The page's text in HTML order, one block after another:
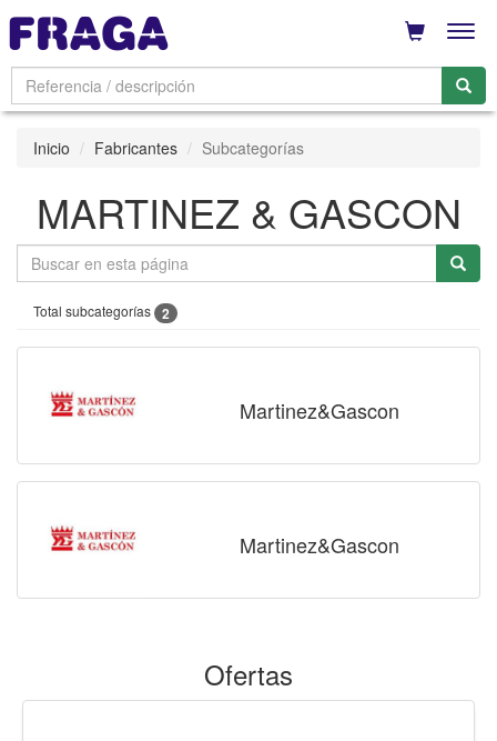
Inicio Fabricantes Subcategorías
MARTINEZ & GASCON
Total subcategorías 2
Martinez&Gascon
Martinez&Gascon
Ofertas